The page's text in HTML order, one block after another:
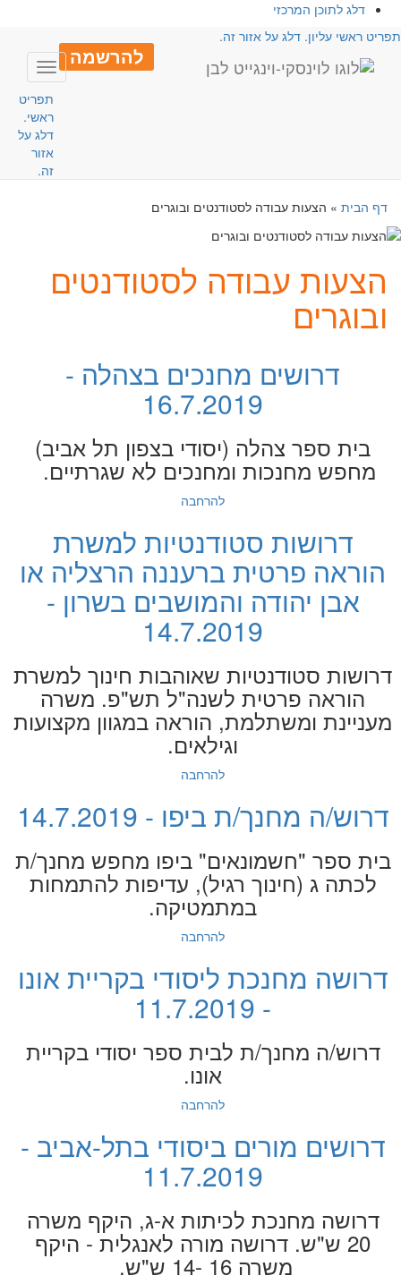
דלג לתוכן המרכזי
ראשי עליון. דלג על אזור זה.
להרשמה
Toggle
תפריט
ראשי.
דלג על
אזור
זה.
דף הבית» הצעות עבודה לסטודנטים ובוגרים
הצעות עבודה לסטודנטים
ובוגרים
דרושים מחנכים בצהלה -
16.7.2019
בית ספר צהלה (יסודי בצפון תל אביב)
מחפש מחנכות ומחנכים לא שגרתיים.
להרחבה
דרושות סטודנטיות למשרת
הוראה פרטית ברעננה הרצליה או
אבן יהודה והמושבים בשרון -
14.7.2019
דרושות סטודנטיות שאוהבות חינוך למשרת
הוראה פרטית לשנה"ל תש"פ. משרה
מעניינת ומשתלמת, הוראה במגוון מקצועות
וגילאים.
להרחבה
דרוש/ה מחנך/ת ביפו - 14.7.2019
בית ספר "חשמונאים" ביפו מחפש מחנך/ת
לכתה ג (חינוך רגיל), עדיפות להתמחות
במתמטיקה.
להרחבה
דרושה מחנכת ליסודי בקריית אונו
- 11.7.2019
דרוש/ה מחנך/ת לבית ספר יסודי בקריית
אונו.
להרחבה
דרושים מורים ביסודי בתל-אביב -
11.7.2019
דרושה מחנכת לכיתות א-ג, היקף משרה
20 ש"ש. דרושה מורה לאנגלית - היקף
משרה 16 -14 ש"ש.